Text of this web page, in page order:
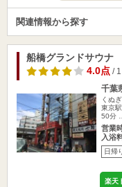
関連情報から探す
船橋グランドサウナ
4.0点/ 1
千葉
くぬ
東京
50分 …
営業
入浴
日帰
楽天